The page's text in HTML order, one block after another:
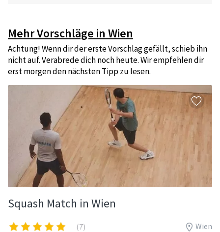
Mehr Vorschläge in Wien
Achtung! Wenn dir der erste Vorschlag gefällt, schieb ihn
nicht auf. Verabrede dich noch heute. Wir empfehlen dir
erst morgen den nächsten Tipp zu lesen.
Squash Match in Wien
(7) Wien